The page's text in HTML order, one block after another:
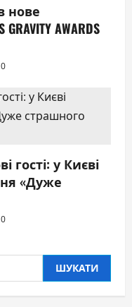
нове
AWARDS
0
гості: у Києві
«Дуже
0